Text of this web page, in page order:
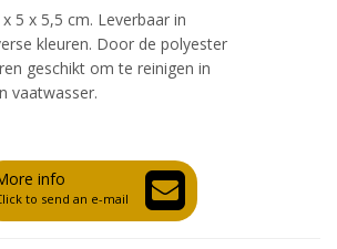
x 5 x 5,5 cm. Leverbaar in
kleuren. Door de polyester
geschikt om te reinigen in
vaatwasser.
info
to send an e-mail